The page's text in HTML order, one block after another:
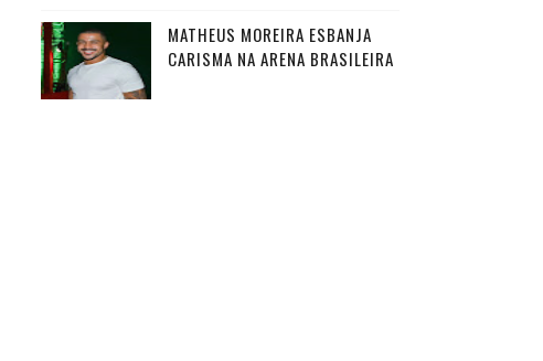
MATHEUS MOREIRA ESBANJA
CARISMA NA ARENA BRASILEIRA